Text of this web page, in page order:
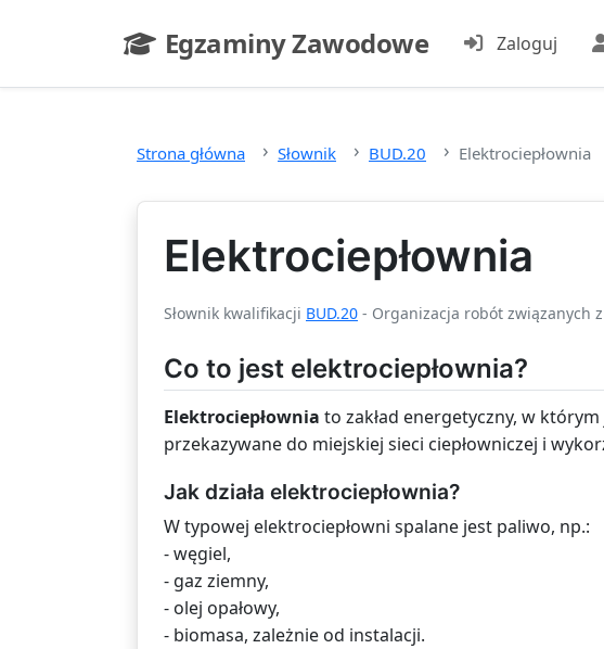
Egzaminy Zawodowe
- strona główna
Zaloguj
Strona główna Słownik BUD.20 Elektrociepłownia
Elektrociepłownia
Słownik kwalifikacji BUD.20 - Organizacja robót związanych
Co to jest elektrociepłownia?
Elektrociepłownia to zakład energetyczny, w
przekazywane do miejskiej sieci ciepłowniczej i
Jak działa elektrociepłownia?
W typowej elektrociepłowni spalane jest paliwo, np.:
- węgiel,
- gaz ziemny,
- olej opałowy,
- biomasa, zależnie od instalacji.